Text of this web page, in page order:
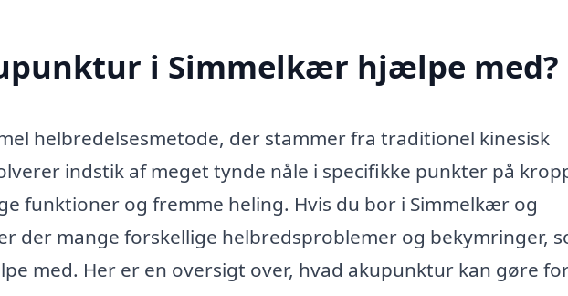
i Simmelkær hjælpe med?
helbredelsesmetode, der stammer fra traditionel kinesisk
indstik af meget tynde nåle i specifikke punkter på
funktioner og fremme heling. Hvis du bor i Simmelkær og
der mange forskellige helbredsproblemer og bekymringer,
med. Her er en oversigt over, hvad akupunktur kan gøre